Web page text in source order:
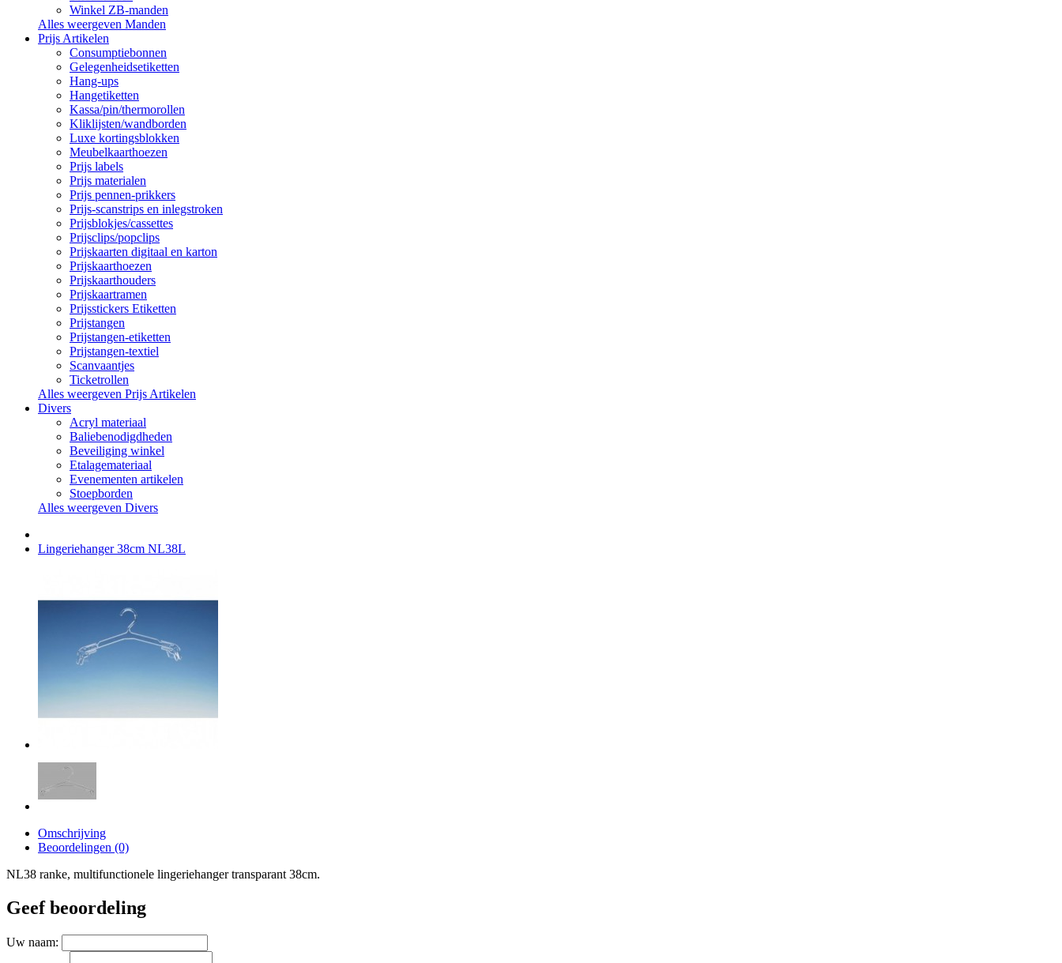
Winkel ZB-manden
Alles weergeven Manden
Prijs Artikelen
Consumptiebonnen
Gelegenheidsetiketten
Hang-ups
Hangetiketten
Kassa/pin/thermorollen
Kliklijsten/wandborden
Luxe kortingsblokken
Meubelkaarthoezen
Prijs labels
Prijs materialen
Prijs pennen-prikkers
Prijs-scanstrips en inlegstroken
Prijsblokjes/cassettes
Prijsclips/popclips
Prijskaarten digitaal en karton
Prijskaarthoezen
Prijskaarthouders
Prijskaartramen
Prijsstickers Etiketten
Prijstangen
Prijstangen-etiketten
Prijstangen-textiel
Scanvaantjes
Ticketrollen
Alles weergeven Prijs Artikelen
Divers
Acryl materiaal
Baliebenodigdheden
Beveiliging winkel
Etalagemateriaal
Evenementen artikelen
Stoepborden
Alles weergeven Divers
Lingeriehanger 38cm NL38L
Omschrijving
Beoordelingen (0)
NL38 ranke, multifunctionele lingeriehanger transparant 38cm.
Geef beoordeling
Uw naam: